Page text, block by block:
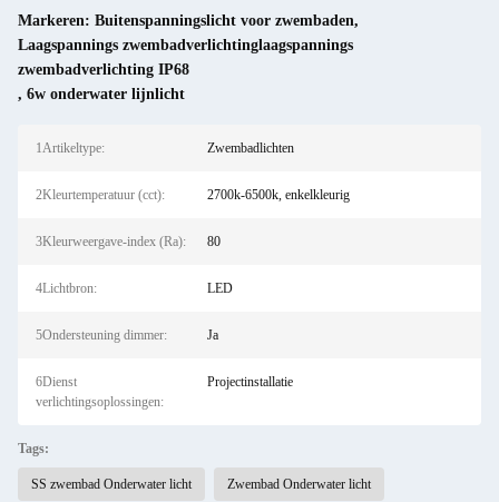
Markeren: Buitenspanningslicht voor zwembaden,
Laagspannings zwembadverlichtinglaagspannings
zwembadverlichting IP68
, 6w onderwater lijnlicht
1Artikeltype: Zwembadlichten
2Kleurtemperatuur (cct): 2700k-6500k, enkelkleurig
3Kleurweergave-index (Ra): 80
4Lichtbron: LED
5Ondersteuning dimmer: Ja
6Dienst
verlichtingsoplossingen:
Projectinstallatie
Tags:
SS zwembad Onderwater licht Zwembad Onderwater licht